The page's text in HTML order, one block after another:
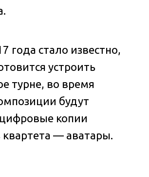
года стало известно,
устроить
турне, во время
будут
копии
квартета — аватары.